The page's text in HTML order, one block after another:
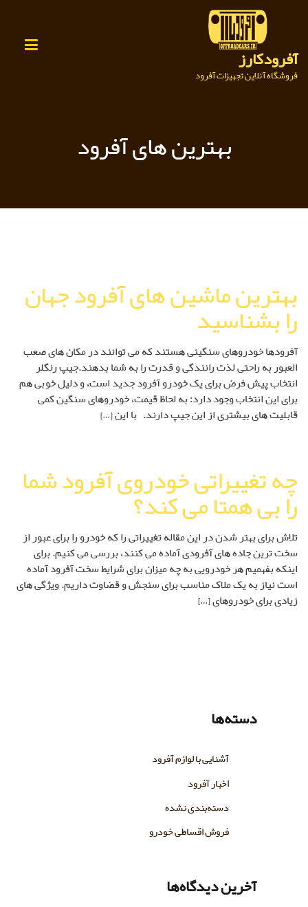
آفرودکارز
فروشگاه آنلاین تجهیزات آفرود
بهترین های آفرود
بهترین ماشین های آفرود جهان
را بشناسید
آفرودها خودروهای سنگینی هستند که می توانند در مکان های صعب
العبور به راحتی لذت رانندگی و قدرت را به شما بدهند.جیپ رنگلر
انتخاب پیش فرض برای یک خودرو آفرود جدید است، و دلیل خوبی هم
برای این انتخاب وجود دارد: به لحاظ قیمت، خودروهای سنگین کمی
قابلیت های بیشتری از این جیپ دارند. با این […]
چه تغییراتی خودروی آفرود شما
را بی همتا می کند؟
تلاش برای بهتر شدن در این مقاله تغییراتی را که خودرو را برای عبور از
سخت ترین جاده های آفرودی آماده می کنند، بررسی می کنیم. برای
اینکه بفهمیم هر خودرویی به چه میزان برای شرایط سخت آفرود آماده
است نیاز به یک ملاک مناسب برای سنجش و قضاوت داریم. ویژگی های
زیادی برای خودروهای […]
دسته‌ها
آشنایی با لوازم آفرود
اخبار آفرود
دسته‌بندی نشده
فروش اقساطی خودرو
آخرین دیدگاه‌ها